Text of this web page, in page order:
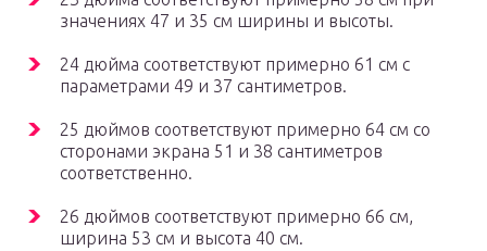
значениях 47 и 35 см ширины и высоты.
24 дюйма соответствуют примерно 61 см с
параметрами 49 и 37 сантиметров.
25 дюймов соответствуют примерно 64 см со
сторонами экрана 51 и 38 сантиметров
соответственно.
26 дюймов соответствуют примерно 66 см,
ширина 53 см и высота 40 см.